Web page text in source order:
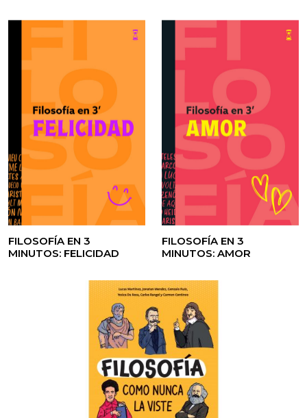
FILOSOFÍA EN 3
MINUTOS: FELICIDAD
FILOSOFÍA EN 3
MINUTOS: AMOR